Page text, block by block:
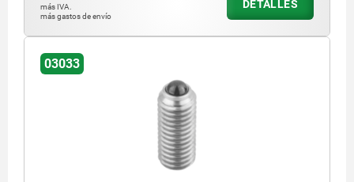
más IVA.
más gastos de envío
DETALLES
03033